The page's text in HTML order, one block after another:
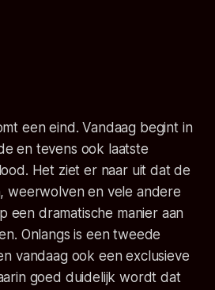
een eind. Vandaag begint in
en tevens ook laatste
Het ziet er naar uit dat de
weerwolven en vele andere
een dramatische manier aan
Onlangs is een tweede
vandaag ook een exclusieve
goed duidelijk wordt dat